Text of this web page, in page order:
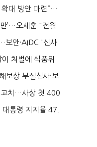
확대 방안 마련”…
만’…오세훈 "전월
보안·AIDC '신사
처벌에 식품위
보상 부실심사·보
고치…사상 첫 400
통령 지지율 47.